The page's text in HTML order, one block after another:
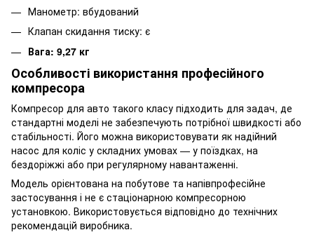
Манометр: вбудований
Клапан скидання тиску: є
Вага: 9,27 кг
Особливості використання професійного
компресора
Компресор для авто такого класу підходить для задач, де
стандартні моделі не забезпечують потрібної швидкості або
стабільності. Його можна використовувати як надійний
насос для коліс у складних умовах — у поїздках, на
бездоріжжі або при регулярному навантаженні.
Модель орієнтована на побутове та напівпрофесійне
застосування і не є стаціонарною компресорною
установкою. Використовується відповідно до технічних
рекомендацій виробника.